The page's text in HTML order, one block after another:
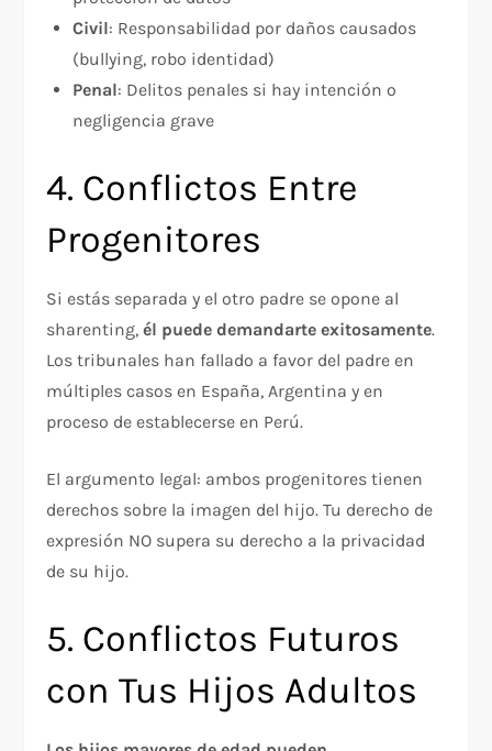
Civil: Responsabilidad por daños causados
(bullying, robo identidad)
Penal: Delitos penales si hay intención o
negligencia grave
4. Conflictos Entre
Progenitores
Si estás separada y el otro padre se opone al
sharenting,él puede demandarte exitosamente.
Los tribunales han fallado a favor del padre en
múltiples casos en España, Argentina y en
proceso de establecerse en Perú.​
El argumento legal: ambos progenitores tienen
derechos sobre la imagen del hijo. Tu derecho de
expresión NO supera su derecho a la privacidad
de su hijo.
5. Conflictos Futuros
con Tus Hijos Adultos